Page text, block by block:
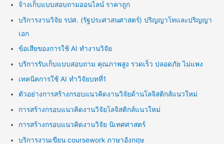
จ้างเก็บแบบสอบถามออนไลน์ ราคาถูก
บริการงานวิจัย รปศ. (รัฐประศาสนศาสตร์) ปริญญาโทและปริญญา
เอก
ข้อเสียของการใช้ AI ทำงานวิจัย
บริการรับเก็บแบบสอบถาม คุณภาพสูง รวดเร็ว ปลอดภัย ไม่แพง
เทคนิคการใช้ AI ทำวิจัยบทที่1
ตัวอย่างการสร้างกรอบแนวคิดงานวิจัยด้านโลจิสติกส์แนวใหม่
การสร้างกรอบแนวคิดงานวิจัยโลจิสติกส์แนวใหม่
การสร้างกรอบแนวคิดงานวิจัย นิเทศศาสตร์
บริการงานเขียน coursework ภาษาอังกฤษ